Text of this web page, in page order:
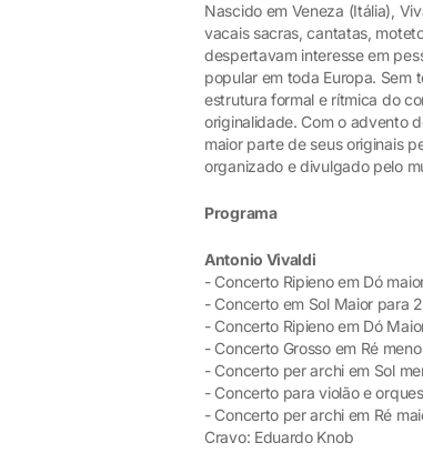
Nascido em Veneza (Itália),
vacais sacras, cantatas,
despertavam interesse em
popular em toda Europa. Sem
estrutura formal e rítmica do
originalidade. Com o advento
maior parte de seus originais
organizado e divulgado pelo
Programa
Antonio Vivaldi
- Concerto Ripieno em Dó
- Concerto em Sol Maior para
- Concerto Ripieno em Dó
- Concerto Grosso em Ré
- Concerto per archi em Sol
- Concerto para violão e
- Concerto per archi em Ré
Cravo: Eduardo Knob